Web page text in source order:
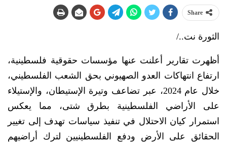
Share
الثورة نت../
أظهرت تقارير أعلنت عنها مؤسسات حقوقية فلسطينية،
ارتفاع انتهاكات العدو الصهيوني بحق الشعب الفلسطيني،
خلال عام 2024، عبر تضاعف وتيرة الإستيطان، والإستيلاء
على الأراضي الفلسطينية بطرق شتى، مما يعكس
استمرار كيان الاحتلال في تنفيذ سياسات تهدف إلى تغيير
الحقائق على الأرض ودفع الفلسطينيين لترك أراضيهم